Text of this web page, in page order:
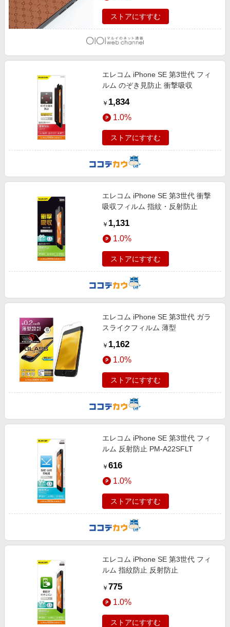
ビジネス・その他サービス
ストアにすすむ
エレコム iPhone SE 第3世代 フィ
ルム のぞき見防止 衝撃吸収
￥ 1,834
1.0%
ストアにすすむ
エレコム iPhone SE 第3世代 衝撃
吸収フィルム 指紋・反射防止
￥ 1,131
1.0%
ストアにすすむ
エレコム iPhone SE 第3世代 ガラ
スライクフィルム 薄型
￥ 1,162
1.0%
ストアにすすむ
エレコム iPhone SE 第3世代 フィ
ルム 反射防止 PM-A22SFLT
￥ 616
1.0%
ストアにすすむ
エレコム iPhone SE 第3世代 フィ
ルム 指紋防止 反射防止
￥ 775
1.0%
ストアにすすむ